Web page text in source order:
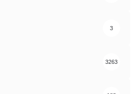
3
3263